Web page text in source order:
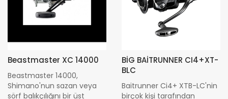
Beastmaster XC 14000
Beastmaster 14000,
Shimano'nun sazan veya
sörf balıkçılığını bir üst
BİG BAİTRUNNER CI4+XT-
BLC
Baitrunner Ci4+ XTB-LC'nin
birçok kişi tarafından